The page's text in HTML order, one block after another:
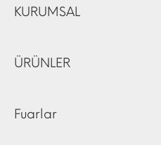
KURUMSAL
ÜRÜNLER
Fuarlar